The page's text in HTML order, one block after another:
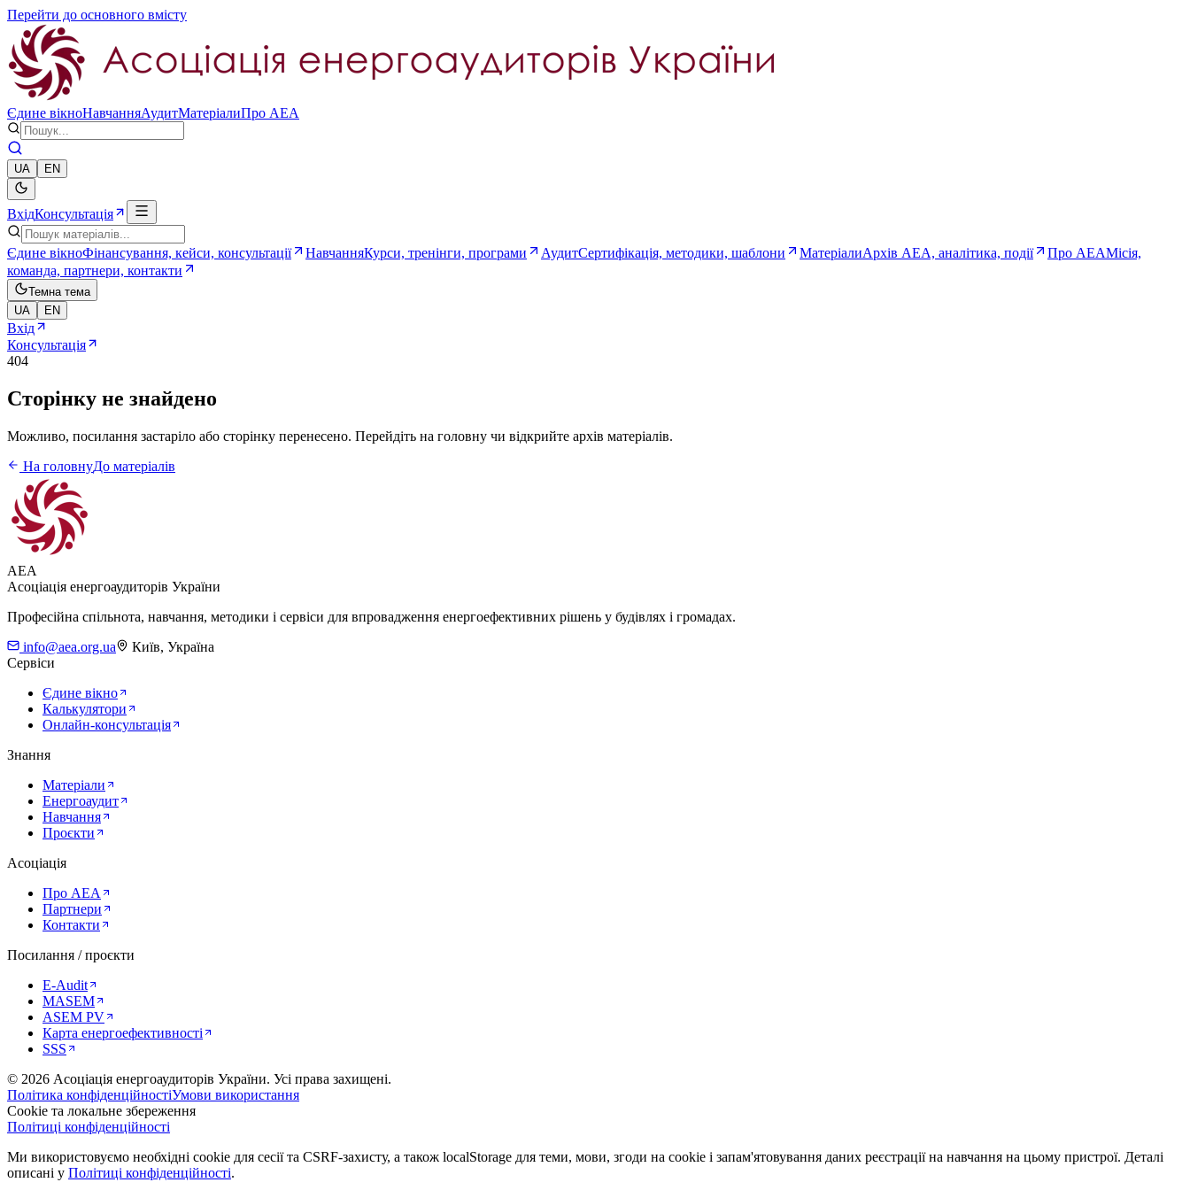
Перейти до основного вмісту
Єдине вікноНавчанняАудитМатеріалиПро AEA
UA EN
ВхідКонсультація
Єдине вікноФінансування, кейси, консультації НавчанняКурси, тренінги, програми АудитСертифікація, методики, шаблони МатеріалиАрхів AEA, аналітика, події Про AEAМісія,
команда, партнери, контакти
Темна тема
UA
EN
Вхід
Консультація
404
Сторінку не знайдено
Можливо, посилання застаріло або сторінку перенесено. Перейдіть на головну чи відкрийте архів матеріалів.
На головнуДо матеріалів
AEA
Асоціація енергоаудиторів України
Професійна спільнота, навчання, методики і сервіси для впровадження енергоефективних рішень у будівлях і громадах.
info@aea.org.ua
Київ, Україна
Сервіси
Єдине вікно
Калькулятори
Онлайн-консультація
Знання
Матеріали
Енергоаудит
Навчання
Проєкти
Асоціація
Про AEA
Партнери
Контакти
Посилання / проєкти
E-Audit
MASEM
ASEM PV
Карта енергоефективності
SSS
© 2026 Асоціація енергоаудиторів України. Усі права захищені.
Політика конфіденційностіУмови використання
Cookie та локальне збереження
Політиці конфіденційності
Ми використовуємо необхідні cookie для сесії та CSRF-захисту, а також localStorage для теми, мови, згоди на cookie і запам'ятовування даних реєстрації на навчання на цьому пристрої. Деталі
описані у Політиці конфіденційності.